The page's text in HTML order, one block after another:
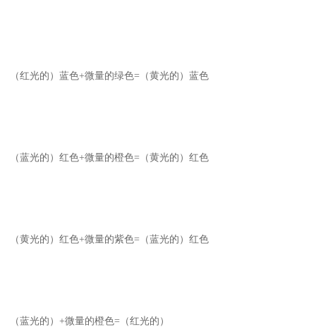
（红光的）蓝色+微量的绿色=（黄光的）蓝色
（蓝光的）红色+微量的橙色=（黄光的）红色
（黄光的）红色+微量的紫色=（蓝光的）红色
（蓝光的）+微量的橙色=（红光的）